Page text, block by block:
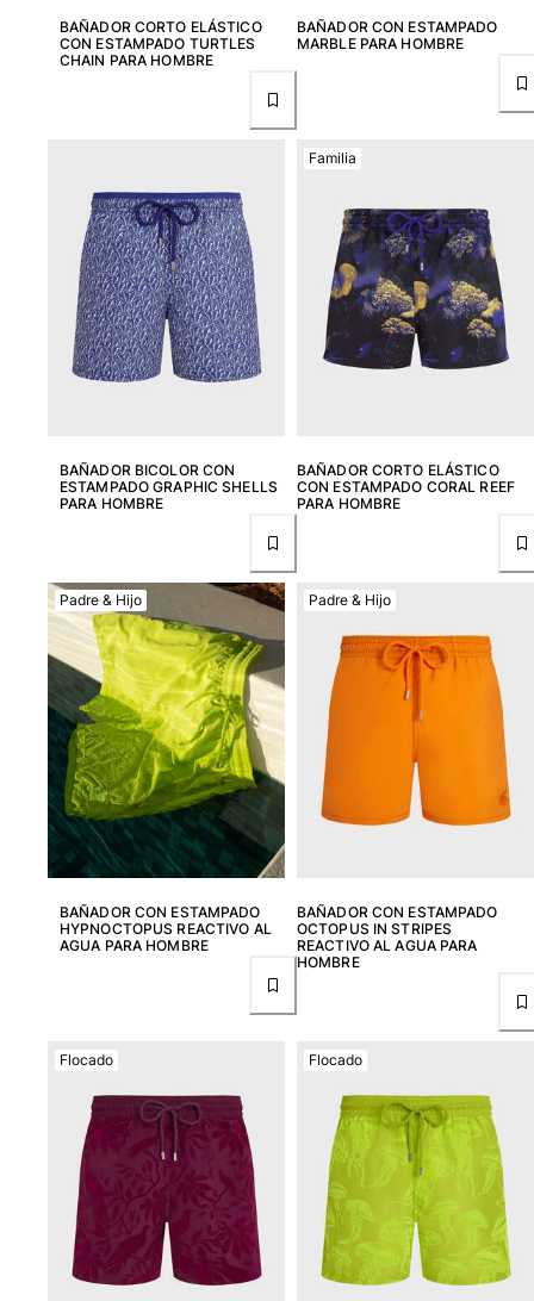
BAÑADOR CORTO ELÁSTICO
CON ESTAMPADO TURTLES
CHAIN PARA HOMBRE
BAÑADOR CON ESTAMPADO
MARBLE PARA HOMBRE
BAÑADOR BICOLOR CON
ESTAMPADO GRAPHIC SHELLS
PARA HOMBRE
BAÑADOR CORTO ELÁSTICO
CON ESTAMPADO CORAL REEF
PARA HOMBRE
Familia
BAÑADOR CON ESTAMPADO
HYPNOCTOPUS REACTIVO AL
AGUA PARA HOMBRE
Padre & Hijo
BAÑADOR CON ESTAMPADO
OCTOPUS IN STRIPES
REACTIVO AL AGUA PARA
HOMBRE
Padre & Hijo
Flocado Flocado